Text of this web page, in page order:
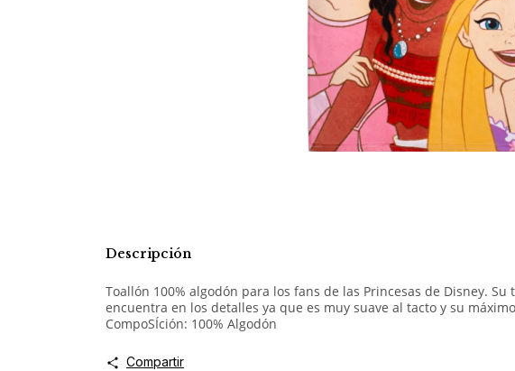
Descripción
Toallón 100% algodón para los fans de las Princesas de Disney.
encuentra en los detalles ya que es muy suave al tacto y su
CompoSÍción: 100% Algodón
Compartir